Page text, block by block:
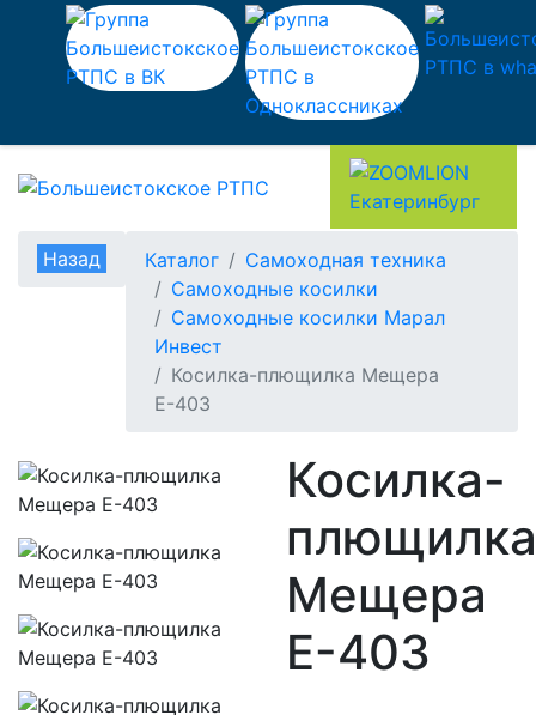
Назад Каталог
Самоходная техника
Самоходные косилки
Самоходные косилки Марал
Инвест
Косилка-плющилка Мещера
Е-403
Косилка-
плющилка
Мещера
Е-403